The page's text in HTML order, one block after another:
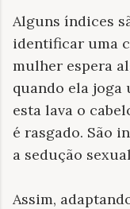
Alguns índices
identificar uma
mulher espera
quando ela joga
esta lava o
é rasgado. São
a sedução
Assim,